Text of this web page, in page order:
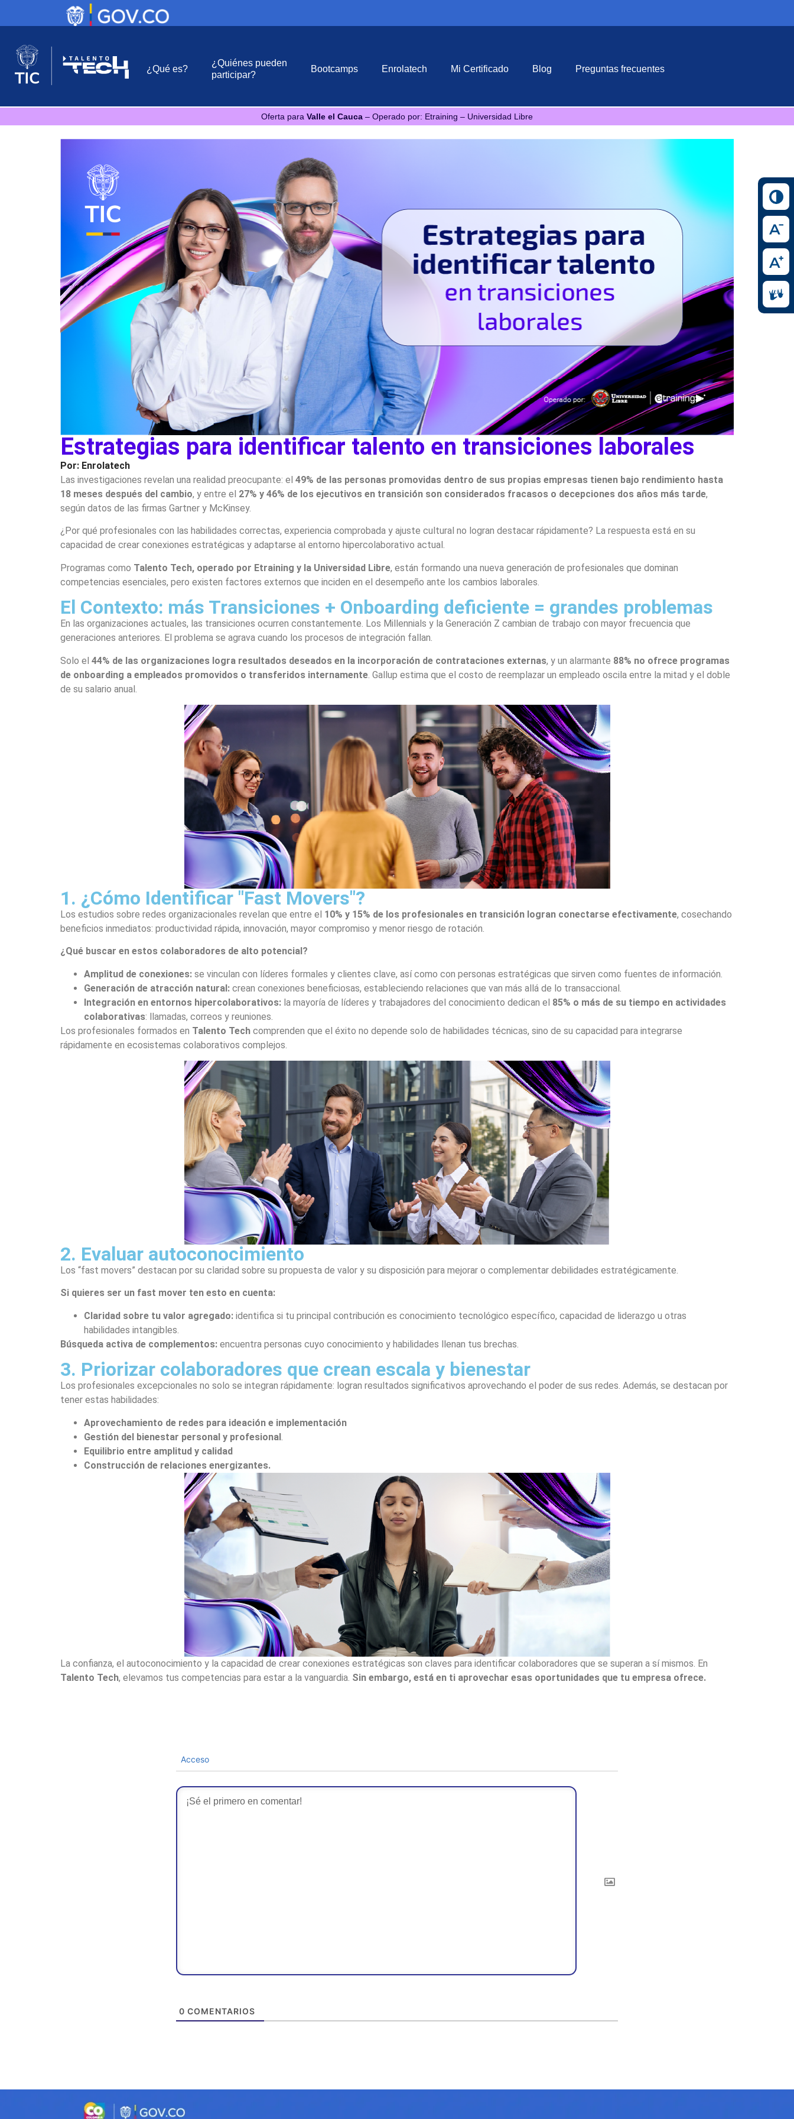
¿Qué es?
¿Quiénes pueden
participar?
Bootcamps Enrolatech Mi Certificado Blog Preguntas frecuentes
Oferta para Valle el Cauca – Operado por: Etraining – Universidad Libre
Estrategias para identificar talento en transiciones laborales
Por: Enrolatech
Las investigaciones revelan una realidad preocupante: el 49% de las personas promovidas dentro de sus propias empresas tienen bajo rendimiento hasta
18 meses después del cambio, y entre el 27% y 46% de los ejecutivos en transición son considerados fracasos o decepciones dos años más tarde,
según datos de las firmas Gartner y McKinsey.
¿Por qué profesionales con las habilidades correctas, experiencia comprobada y ajuste cultural no logran destacar rápidamente? La respuesta está en su
capacidad de crear conexiones estratégicas y adaptarse al entorno hipercolaborativo actual.
Programas como Talento Tech, operado por Etraining y la Universidad Libre, están formando una nueva generación de profesionales que dominan
competencias esenciales, pero existen factores externos que inciden en el desempeño ante los cambios laborales.
El Contexto: más Transiciones + Onboarding deficiente = grandes problemas
En las organizaciones actuales, las transiciones ocurren constantemente. Los Millennials y la Generación Z cambian de trabajo con mayor frecuencia que
generaciones anteriores. El problema se agrava cuando los procesos de integración fallan.
Solo el 44% de las organizaciones logra resultados deseados en la incorporación de contrataciones externas, y un alarmante 88% no ofrece programas
de onboarding a empleados promovidos o transferidos internamente . Gallup estima que el costo de reemplazar un empleado oscila entre la mitad y el doble
de su salario anual.
1. ¿Cómo Identificar "Fast Movers"?
Los estudios sobre redes organizacionales revelan que entre el 10% y 15% de los profesionales en transición logran conectarse efectivamente, cosechando
beneficios inmediatos: productividad rápida, innovación, mayor compromiso y menor riesgo de rotación.
¿Qué buscar en estos colaboradores de alto potencial?
Amplitud de conexiones: se vinculan con líderes formales y clientes clave, así como con personas estratégicas que sirven como fuentes de información.
Generación de atracción natural: crean conexiones beneficiosas, estableciendo relaciones que van más allá de lo transaccional.
Integración en entornos hipercolaborativos: la mayoría de líderes y trabajadores del conocimiento dedican el 85% o más de su tiempo en actividades
colaborativas: llamadas, correos y reuniones.
Los profesionales formados en Talento Tech comprenden que el éxito no depende solo de habilidades técnicas, sino de su capacidad para integrarse
rápidamente en ecosistemas colaborativos complejos.
2. Evaluar autoconocimiento
Los “fast movers” destacan por su claridad sobre su propuesta de valor y su disposición para mejorar o complementar debilidades estratégicamente.
Si quieres ser un fast mover ten esto en cuenta:
Claridad sobre tu valor agregado: identifica si tu principal contribución es conocimiento tecnológico específico, capacidad de liderazgo u otras
habilidades intangibles.
Búsqueda activa de complementos: encuentra personas cuyo conocimiento y habilidades llenan tus brechas.
3. Priorizar colaboradores que crean escala y bienestar
Los profesionales excepcionales no solo se integran rápidamente: logran resultados significativos aprovechando el poder de sus redes. Además, se destacan por
tener estas habilidades:
Aprovechamiento de redes para ideación e implementación
Gestión del bienestar personal y profesional
Equilibrio entre amplitud y calidad
Construcción de relaciones energizantes.
La confianza, el autoconocimiento y la capacidad de crear conexiones estratégicas son claves para identificar colaboradores que se superan a sí mismos. En
Talento Tech, elevamos tus competencias para estar a la vanguardia. Sin embargo, está en ti aprovechar esas oportunidades que tu empresa ofrece.
Acceso
0 COMENTARIOS